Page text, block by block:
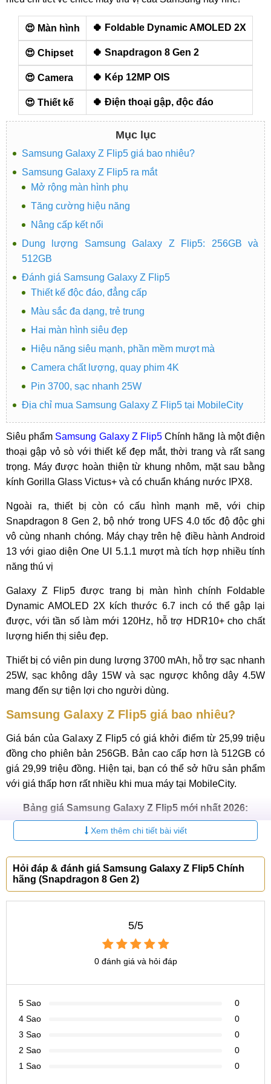
😍 Màn hình 🍀 Foldable Dynamic AMOLED 2X
😍 Chipset 🍀 Snapdragon 8 Gen 2
😍 Camera 🍀 Kép 12MP OIS
😍 Thiết kế 🍀 Điện thoại gập, độc đáo
Mục lục
Samsung Galaxy Z Flip5 giá bao nhiêu?
Samsung Galaxy Z Flip5 ra mắt
Mở rộng màn hình phụ
Tăng cường hiệu năng
Nâng cấp kết nối
Dung lượng Samsung Galaxy Z Flip5: 256GB và
512GB
Đánh giá Samsung Galaxy Z Flip5
Thiết kế độc đáo, đẳng cấp
Màu sắc đa dạng, trẻ trung
Hai màn hình siêu đẹp
Hiệu năng siêu mạnh, phần mềm mượt mà
Camera chất lượng, quay phim 4K
Pin 3700, sạc nhanh 25W
Địa chỉ mua Samsung Galaxy Z Flip5 tại MobileCity
Siêu phẩm Samsung Galaxy Z Flip5 Chính hãng là một điện
thoại gập vỏ sò với thiết kế đẹp mắt, thời trang và rất sang
trọng. Máy được hoàn thiện từ khung nhôm, mặt sau bằng
kính Gorilla Glass Victus+ và có chuẩn kháng nước IPX8.
Ngoài ra, thiết bị còn có cấu hình mạnh mẽ, với chip
Snapdragon 8 Gen 2, bộ nhớ trong UFS 4.0 tốc độ độc ghi
vô cùng nhanh chóng. Máy chạy trên hệ điều hành Android
13 với giao diện One UI 5.1.1 mượt mà tích hợp nhiều tính
năng thú vị
Galaxy Z Flip5 được trang bị màn hình chính Foldable
Dynamic AMOLED 2X kích thước 6.7 inch có thể gập lại
được, với tần số làm mới 120Hz, hỗ trợ HDR10+ cho chất
lượng hiển thị siêu đẹp.
Thiết bị có viên pin dung lượng 3700 mAh, hỗ trợ sạc nhanh
25W, sạc không dây 15W và sạc ngược không dây 4.5W
mang đến sự tiện lợi cho người dùng.
Samsung Galaxy Z Flip5 giá bao nhiêu?
Giá bán của Galaxy Z Flip5 có giá khởi điểm từ 25,99 triệu
đồng cho phiên bản 256GB. Bản cao cấp hơn là 512GB có
giá 29,99 triệu đồng. Hiện tại, bạn có thể sở hữu sản phẩm
với giá thấp hơn rất nhiều khi mua máy tại MobileCity.
Bảng giá Samsung Galaxy Z Flip5 mới nhất 2026:
Sản phẩm Giá bán
Samsung Z Flip5 256GB 14.800.000 ₫
Samsung Z Flip5 512GB
Samsung Galaxy Z Flip5 ra mắt vào ngày 26/07/2023 trên
toàn cầu với nhiều trang bị cao cấp và hiện đại. So với thế
hệ trước, Galaxy Z Flip5 có nhiều nâng cấp và cải tiến đáng
chú ý, như màn hình phụ, hiệu năng, bộ nhớ và khả năng
kết nối không dây.
Mở rộng màn hình phụ
Xem thêm chi tiết bài viết
Hỏi đáp & đánh giá Samsung Galaxy Z Flip5 Chính
hãng (Snapdragon 8 Gen 2)
5/5
0 đánh giá và hỏi đáp
5 Sao
0
4 Sao
0
3 Sao
0
2 Sao
0
1 Sao
0